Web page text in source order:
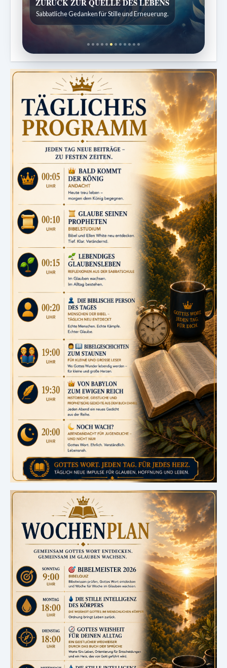
ZURÜCK ZUR QUELLE DES LEBENS
Sabbatliche Gedanken für Stille und Erneuerung.
SPUREN DER SCHÖPFUNG
Entdeckungen aus der Natur.